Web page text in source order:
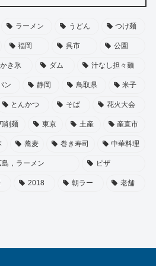
ラーメン うどん つけ麺
福岡 呉市 公園
かき氷 ダム 汁なし担々麺
ン 静岡 鳥取県 米子
とんかつ そば 花火大会
削麺 東京 土産 産直市
蕎麦 巻き寿司 中華料理
島，ラーメン ピザ
2018 朝ラー 老舗